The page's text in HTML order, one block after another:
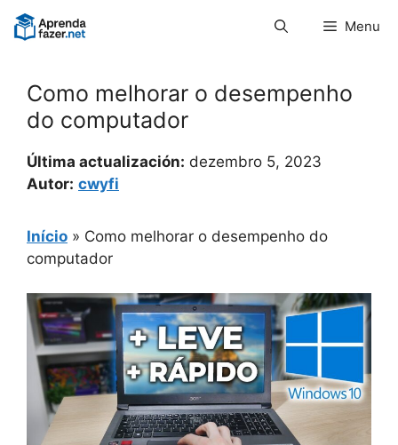
Pular
para
Menu
Como melhorar o desempenho
do computador
Última actualización: dezembro 5, 2023
Autor: cwyfi
Início » Como melhorar o desempenho do
computador